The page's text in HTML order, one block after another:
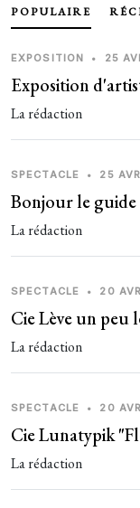
POPULAIRE
EXPOSITION • 25
Exposition
La rédaction
SPECTACLE • 25
Bonjour le
La rédaction
SPECTACLE • 20
Cie Lève un peu
La rédaction
SPECTACLE • 20
Cie Lunatypik
La rédaction